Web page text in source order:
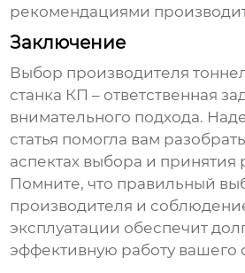
рекомендациями
Заключение
Выбор производителя
станка КП – ответственная
внимательного подхода.
статья помогла вам
аспектах выбора и
Помните, что правильный
производителя и
эксплуатации обеспечит
эффективную работу вашего